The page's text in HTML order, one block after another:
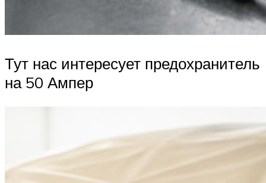
Тут нас интересует предохранитель
на 50 Ампер